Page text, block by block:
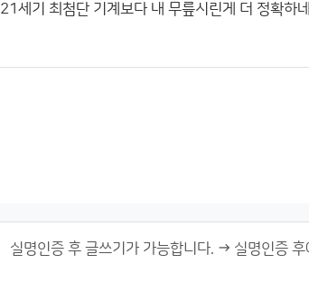
21세기 최첨단 기계보다 내 무릎시린게 더 정확하